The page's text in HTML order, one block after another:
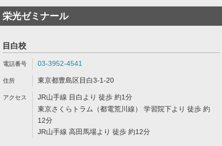
栄光ゼミナール
目白校
03-3952-4541
東京都豊島区目白3-1-20
JR山手線 目白より 徒歩 約1分
東京さくらトラム（都電荒川線） 学習院下より 徒歩 約
12分
JR山手線 高田馬場より 徒歩 約12分